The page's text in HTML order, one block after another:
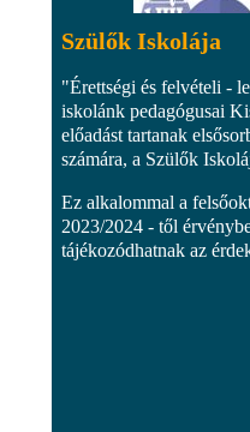
Szülők Iskolája
"Érettségi és felvételi -
iskolánk pedagógusai
előadást tartanak
számára, a Szülők
Ez alkalommal a
2023/2024 - től
tájékozódhatnak az